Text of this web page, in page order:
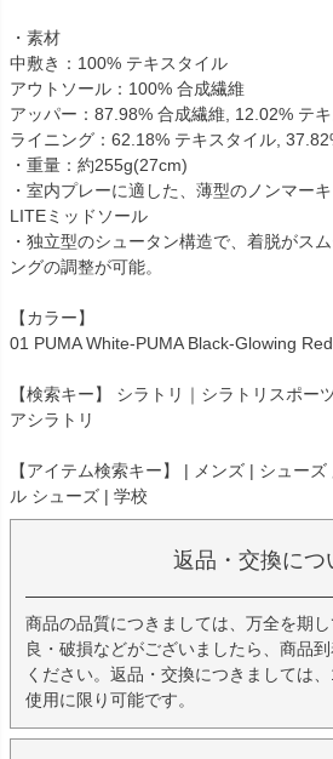
・素材
中敷き：100% テキスタイル
アウトソール：100% 合成繊維
アッパー：87.98% 合成繊維, 12.02% テ
ライニング：62.18% テキスタイル,
・重量：約255g(27cm)
・室内プレーに適した、薄型のノンマー
LITEミッドソール
・独立型のシュータン構造で、着脱がス
ングの調整が可能。
【カラー】
01 PUMA White-PUMA Black-Glowing Red
【検索キー】 シラトリ｜シラトリスポー
アシラトリ
【アイテム検索キー】 | メンズ | シュー
ル シューズ | 学校
返品・交換につ
商品の品質につきましては、万全を期
良・破損などがございましたら、商品
ください。返品・交換につきましては
使用に限り可能です。